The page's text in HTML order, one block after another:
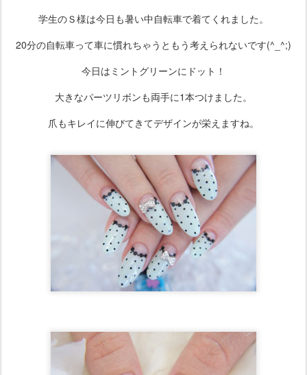
学生のＳ様は今日も暑い中自転車で着てくれました。
20分の自転車って車に慣れちゃうともう考えられないです(^_^;)
今日はミントグリーンにドット！
大きなパーツリボンも両手に1本つけました。
爪もキレイに伸びてきてデザインが栄えますね。